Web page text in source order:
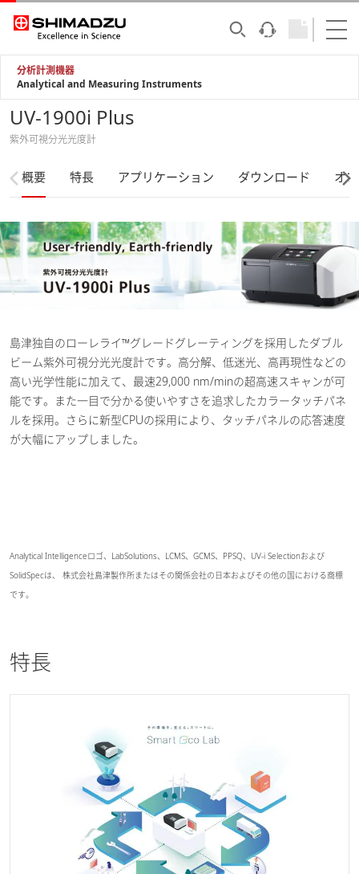
分析計測機器
Analytical and Measuring Instruments
UV-1900i Plus
紫外可視分光光度計
概要 特長 アプリケーション ダウンロード オ
島津独自のローレライ™グレードグレーティングを採用したダブル
ビーム紫外可視分光光度計です。高分解、低迷光、高再現性などの
高い光学性能に加えて、最速29,000 nm/minの超高速スキャンが可
能です。また一目で分かる使いやすさを追求したカラータッチパネ
ルを採用。さらに新型CPUの採用により、タッチパネルの応答速度
が大幅にアップしました。
Analytical Intelligenceロゴ、LabSolutions、LCMS、GCMS、PPSQ、UV-i Selectionおよび
SolidSpecは、 株式会社島津製作所またはその関係会社の日本およびその他の国における商標
です。
特長